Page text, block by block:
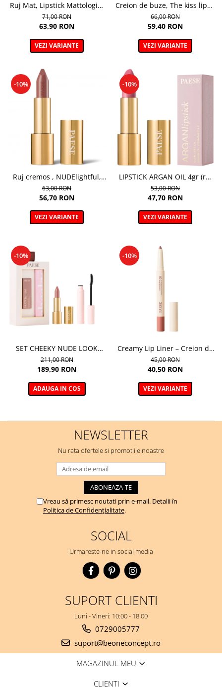
Ruj Mat, Lipstick Mattologie,
nuanta Nr 112 - 4.3g
71,00 RON
63,90 RON
VEZI VARIANTE
Creion de buze, The kiss lips -
0.3g
66,00 RON
59,40 RON
VEZI VARIANTE
-10%
Ruj cremos , NUDElightful,
409 CINNAMON LATTE – 4,5 g
63,00 RON
56,70 RON
VEZI VARIANTE
-10%
LIPSTICK ARGAN OIL 4gr (ruj
cu ulei de aragan; disponibil
in 18 nuante)
53,00 RON
47,70 RON
VEZI VARIANTE
-10%
SET CHEEKY NUDE LOOK
(MASCARA CHEEKY+
NUDELIGHTFUL LIPSTICK NR
211,00 RON
189,90 RON
ADAUGA IN COS
-10%
Creamy Lip Liner – Creion de
buze cremos pentru contur si
definire
45,00 RON
40,50 RON
VEZI VARIANTE
NEWSLETTER
Nu rata ofertele si promotiile noastre
Vreau să primesc noutati prin e-mail. Detalii în
Politica de Confidențialitate.
SOCIAL
Urmareste-ne in social media
SUPORT CLIENTI
Luni - Vineri: 10:00 - 18:00
0729005777
suport@beoneconcept.ro
MAGAZINUL MEU
CLIENTI